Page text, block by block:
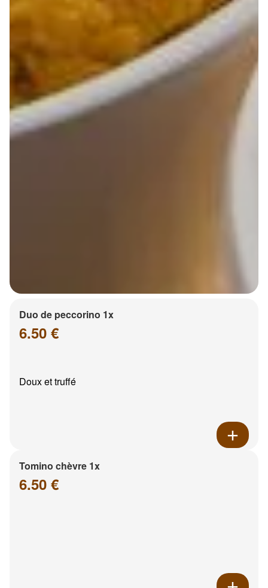
Duo de peccorino 1x
6.50 €
Doux et truffé
Tomino chèvre 1x
6.50 €